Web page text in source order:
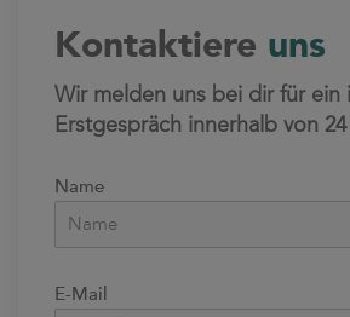
Kontaktiere uns
Wir melden uns bei dir für ein
Erstgespräch innerhalb von
Name
E-Mail